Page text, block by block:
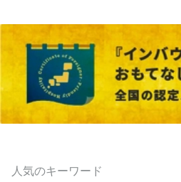
人気のキーワード